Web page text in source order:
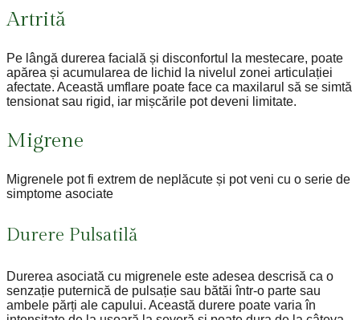
Artrită
Pe lângă durerea facială și disconfortul la mestecare, poate
apărea și acumularea de lichid la nivelul zonei articulației
afectate. Această umflare poate face ca maxilarul să se simtă
tensionat sau rigid, iar mișcările pot deveni limitate.
Migrene
Migrenele pot fi extrem de neplăcute și pot veni cu o serie de
simptome asociate
Durere Pulsatilă
Durerea asociată cu migrenele este adesea descrisă ca o
senzație puternică de pulsație sau bătăi într-o parte sau
ambele părți ale capului. Această durere poate varia în